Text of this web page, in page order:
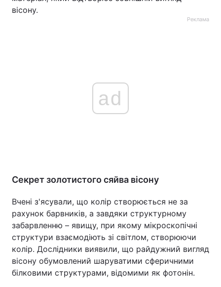
вісону.
Реклама
ad
Секрет золотистого сяйва вісону
Вчені з'ясували, що колір створюється не за
рахунок барвників, а завдяки структурному
забарвленню – явищу, при якому мікроскопічні
структури взаємодіють зі світлом, створюючи
колір. Дослідники виявили, що райдужний вигляд
вісону обумовлений шаруватими сферичними
білковими структурами, відомими як фотонін.